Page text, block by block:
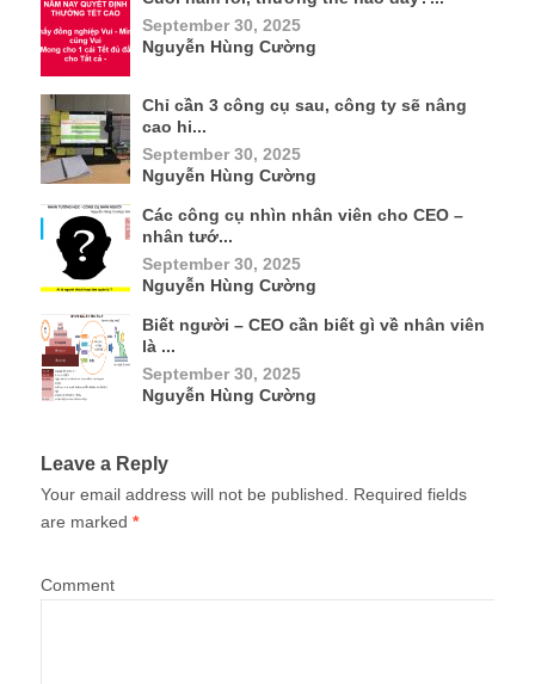
September 30, 2025
Nguyễn Hùng Cường
Chỉ cần 3 công cụ sau, công ty sẽ nâng
cao hi...
September 30, 2025
Nguyễn Hùng Cường
Các công cụ nhìn nhân viên cho CEO –
nhân tướ...
September 30, 2025
Nguyễn Hùng Cường
Biết người – CEO cần biết gì về nhân viên
là ...
September 30, 2025
Nguyễn Hùng Cường
Leave a Reply
Your email address will not be published.
Required fields
are marked *
Comment